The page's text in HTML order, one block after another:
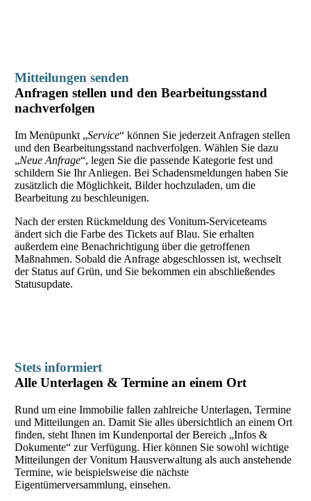
Mitteilungen senden
Anfragen stellen und den Bearbeitungsstand
nachverfolgen
Im Menüpunkt „Service“ können Sie jederzeit Anfragen stellen
und den Bearbeitungsstand nachverfolgen. Wählen Sie dazu
„Neue Anfrage“, legen Sie die passende Kategorie fest und
schildern Sie Ihr Anliegen. Bei Schadensmeldungen haben Sie
zusätzlich die Möglichkeit, Bilder hochzuladen, um die
Bearbeitung zu beschleunigen.
Nach der ersten Rückmeldung des Vonitum-Serviceteams
ändert sich die Farbe des Tickets auf Blau. Sie erhalten
außerdem eine Benachrichtigung über die getroffenen
Maßnahmen. Sobald die Anfrage abgeschlossen ist, wechselt
der Status auf Grün, und Sie bekommen ein abschließendes
Statusupdate.
Stets informiert
Alle Unterlagen & Termine an einem Ort
Rund um eine Immobilie fallen zahlreiche Unterlagen, Termine
und Mitteilungen an. Damit Sie alles übersichtlich an einem Ort
finden, steht Ihnen im Kundenportal der Bereich „Infos &
Dokumente“ zur Verfügung. Hier können Sie sowohl wichtige
Mitteilungen der Vonitum Hausverwaltung als auch anstehende
Termine, wie beispielsweise die nächste
Eigentümerversammlung, einsehen.